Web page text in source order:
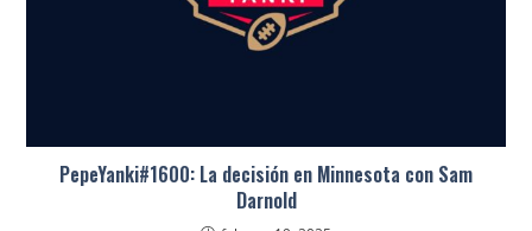
PepeYanki#1600: La decisión en Minnesota con Sam
Darnold